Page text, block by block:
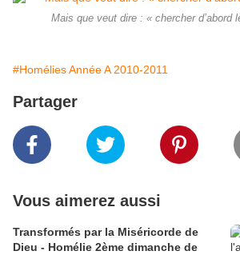
Mais que veut dire : « chercher d’abord
#Homélies Année A 2010-2011
Partager
Vous aimerez aussi
Transformés par la Miséricorde de
Dieu - Homélie 2ème dimanche de